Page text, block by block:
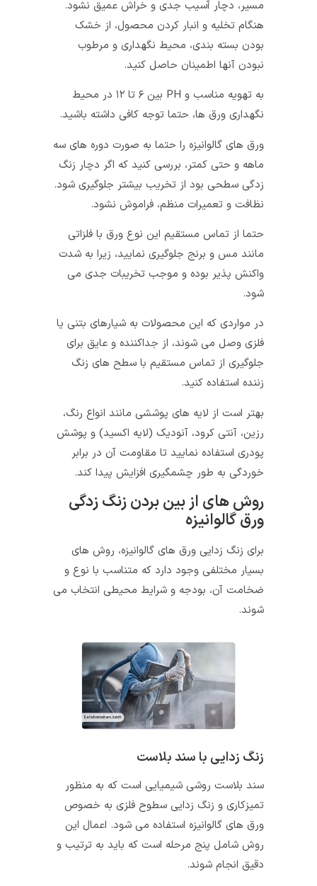
مسیر، دچار آسیب جدی و خراش عمیق نشود.
هنگام تخلیه و انبار کردن محصول، از خشک
بودن بسته بندی، محیط نگهداری و مرطوب
نبودن آنها اطمینان حاصل کنید.
به تهویه مناسب و PH بین ۶ تا ۱۲ در محیط
نگهداری ورق ها، حتما توجه کافی داشته باشید.
ورق های گالوانیزه را حتما به صورت دوره های سه
ماهه و حتی کمتر، بررسی کنید که اگر دچار زنگ
زدگی سطحی بود از تخریب بیشتر جلوگیری شود.
نظافت و تعمیرات منظم، فراموش نشود.
حتما از تماس مستقیم این نوع ورق با فلزاتی
مانند مس و برنج جلوگیری نمایید، زیرا به شدت
واکنش پذیر بوده و موجب تخریبات جدی می
در مواردی که این محصولات به شیارهای بتنی یا
فلزی وصل می‌ شوند، از جداکننده‌ و عایق‌ برای
جلوگیری از تماس مستقیم با سطح ‌های زنگ
زننده استفاده کنید.
بهتر است از لایه های پوششی مانند انواع رنگ،
رزین، آنتی کرود، آنودیک (لایه اکسید) و پوشش
پودری استفاده نمایید تا مقاومت آن در برابر
خوردگی به طور چشمگیری افزایش پیدا کند.
روش های از بین بردن زنگ زدگی
ورق گالوانیزه
برای زنگ زدایی ورق های گالوانیزه، روش های
بسیار مختلفی وجود دارد که متناسب با نوع و
ضخامت آن، بودجه و شرایط محیطی انتخاب می
زنگ زدایی با سند بلاست
سند بلاست روشی شیمیایی است که به منظور
تمیزکاری و زنگ زدایی سطوح فلزی به خصوص
ورق های گالوانیزه استفاده می شود. اعمال این
روش شامل پنج مرحله است که باید به ترتیب و
دقیق انجام شوند.